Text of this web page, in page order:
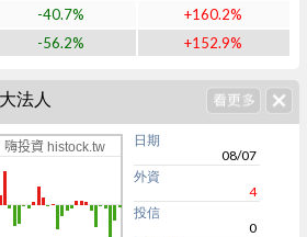
-40.7%
+160.2%
-56.2% +152.9%
法人
嗨投資 histock.tw
日期
08/07
外資
4
投信
0